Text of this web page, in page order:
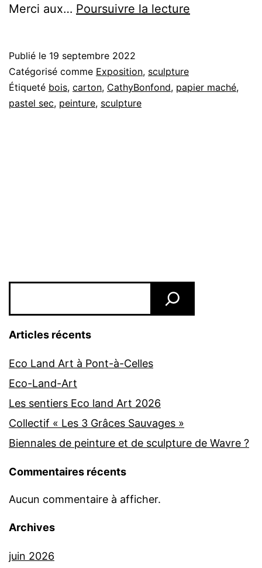
Merci aux… Poursuivre la lecture
Publié le 19 septembre 2022
Catégorisé comme Exposition, sculpture
Étiqueté bois, carton, CathyBonfond, papier maché,
pastel sec, peinture, sculpture
Articles récents
Eco Land Art à Pont-à-Celles
Eco-Land-Art
Les sentiers Eco land Art 2026
Collectif « Les 3 Grâces Sauvages »
Biennales de peinture et de sculpture de Wavre ?
Commentaires récents
Aucun commentaire à afficher.
Archives
juin 2026